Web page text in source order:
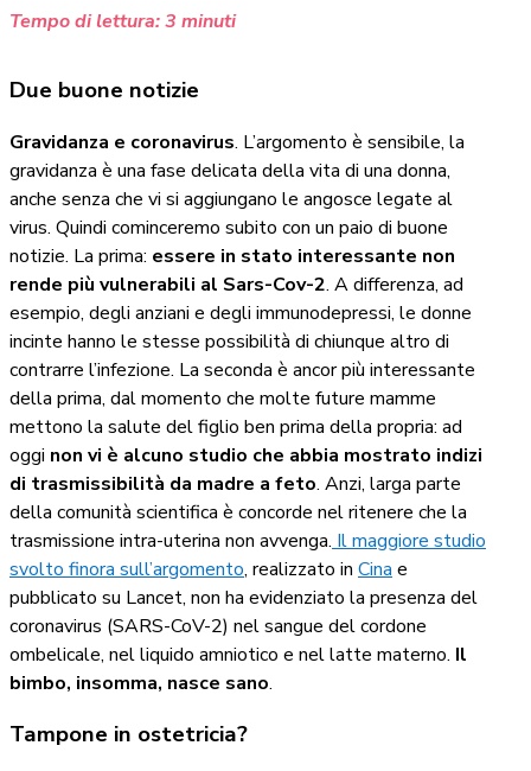
Tempo di lettura:3 minuti
Due buone notizie
Gravidanza e coronavirus. L’argomento è sensibile, la
gravidanza è una fase delicata della vita di una donna,
anche senza che vi si aggiungano le angosce legate al
virus. Quindi cominceremo subito con un paio di buone
notizie. La prima: essere in stato interessante non
rende più vulnerabili al Sars-Cov-2. A differenza, ad
esempio, degli anziani e degli immunodepressi, le donne
incinte hanno le stesse possibilità di chiunque altro di
contrarre l’infezione. La seconda è ancor più interessante
della prima, dal momento che molte future mamme
mettono la salute del figlio ben prima della propria: ad
oggi non vi è alcuno studio che abbia mostrato indizi
di trasmissibilità da madre a feto. Anzi, larga parte
della comunità scientifica è concorde nel ritenere che la
trasmissione intra-uterina non avvenga. Il maggiore studio
svolto finora sull’argomento, realizzato in Cina e
pubblicato su Lancet, non ha evidenziato la presenza del
coronavirus (SARS-CoV-2) nel sangue del cordone
ombelicale, nel liquido amniotico e nel latte materno. Il
bimbo, insomma, nasce sano.
Tampone in ostetricia?